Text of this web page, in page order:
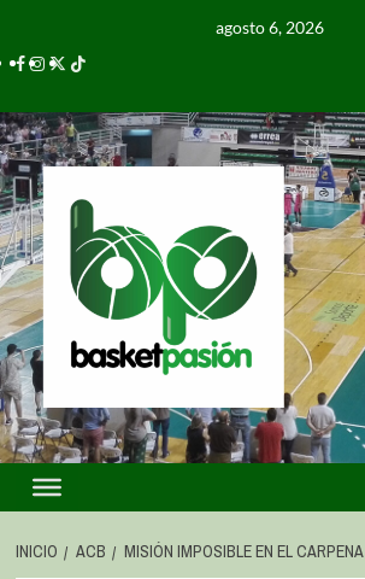
agosto 6, 2026
INICIO ACB MISIÓN IMPOSIBLE EN EL CARPENA